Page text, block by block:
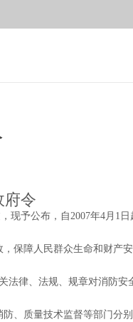
府令
现予公布，自2007年4月1日
保障人民群众生命和财产
律、法规、规章对消防安
、质量技术监督等部门分